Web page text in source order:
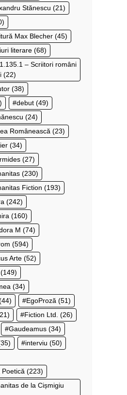
Stănescu (21)
Max Blecher (45)
literare (68)
– Scriitori români
(22)
(38)
debut (49)
(24)
Românească (23)
(34)
(27)
(230)
Fiction (193)
(242)
(160)
M (74)
(594)
Arte (52)
(149)
(34)
EgoProză (51)
Fiction Ltd. (26)
Gaudeamus (34)
interviu (50)
Poetică (223)
de la Cișmigiu